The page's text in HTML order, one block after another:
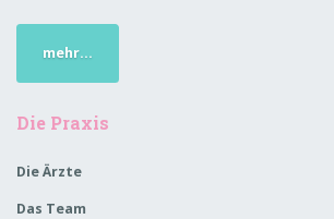
mehr...
Die Praxis
Die Ärzte
Das Team